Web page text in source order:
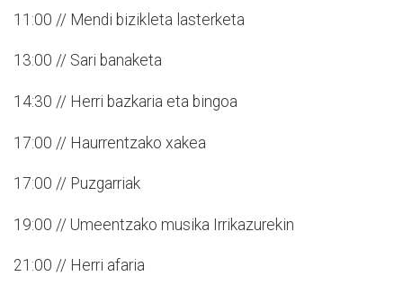
11:00 // Mendi bizikleta lasterketa
13:00 // Sari banaketa
14:30 // Herri bazkaria eta bingoa
17:00 // Haurrentzako xakea
17:00 // Puzgarriak
19:00 // Umeentzako musika Irrikazurekin
21:00 // Herri afaria